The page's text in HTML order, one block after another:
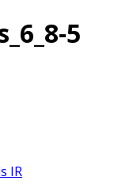
5
IR